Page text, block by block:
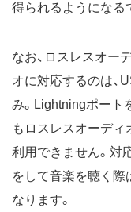
得られるようになる
なお、ロスレスオー
オに対応するのは、
み。Lightningポート
もロスレスオーデ
利用できません。対
をして音楽を聴く際
なります。